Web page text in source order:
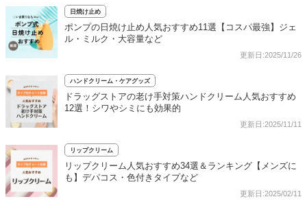
日焼け止め
ポンプの日焼け止め人気おすすめ11選【コスパ最強】ジェ
ル・ミルク・大容量など
更新日:2025/11/26
ハンドクリーム・ケアグッズ
ドラッグストアの老け手対策ハンドクリーム人気おすすめ
12選！シワやシミにも効果的
更新日:2025/11/11
リップクリーム
リップクリーム人気おすすめ34選＆ランキング【メンズに
も】デパコス・色付きタイプなど
更新日:2025/02/11